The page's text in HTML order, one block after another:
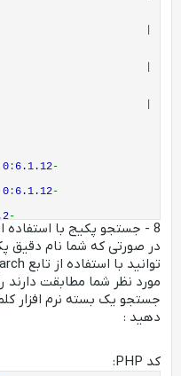
0 : 6.1.12-
0 : 6.1.12-
-
0: 3.0.0.0-
8 - جستجو پکیج با استفاده از دستور YUM :
در صورتی که شما نام دقیق
مورد نظر شما مطابقت دارند
دهید :
کد PHP: